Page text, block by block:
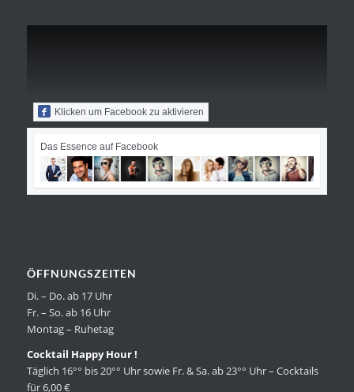
Klicken um Facebook zu aktivieren
Das Essence auf Facebook
ÖFFNUNGSZEITEN
Di. – Do. ab 17 Uhr
Fr. – So. ab 16 Uhr
Montag – Ruhetag
Cocktail Happy Hour !
Täglich 16°° bis 20°° Uhr sowie Fr. & Sa. ab 23°° Uhr – Cocktails
für 6,00 €